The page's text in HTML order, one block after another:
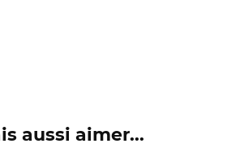
aussi aimer...